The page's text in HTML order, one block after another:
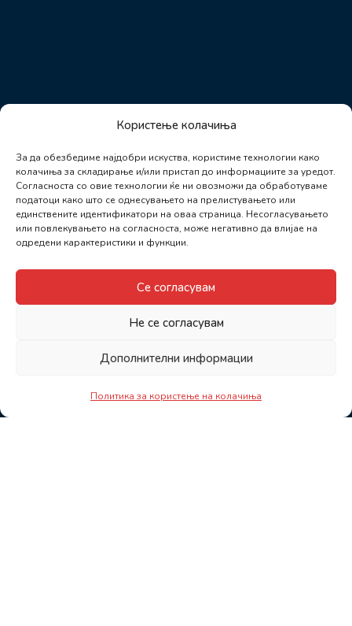
Користење колачиња
За да обезбедиме најдобри искуства, користиме технологии како
колачиња за складирање и/или пристап до информациите за уредот.
Согласноста со овие технологии ќе ни овозможи да обработуваме
податоци како што се однесувањето на прелистувањето или
единствените идентификатори на оваа страница. Несогласувањето
или повлекувањето на согласноста, може негативно да влијае на
одредени карактеристики и функции.
Се согласувам
Не се согласувам
Дополнителни информации
Политика за користење на колачиња